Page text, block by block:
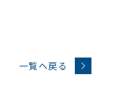
一覧へ戻る